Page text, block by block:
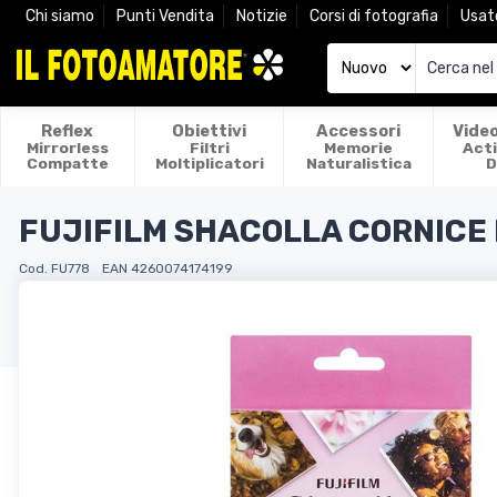
Chi siamo Punti Vendita Notizie Corsi di fotografia
Reflex
Mirrorless
Compatte
Obiettivi
Filtri
Moltiplicatori
Accessori
Memorie
Naturalistica
FUJIFILM SHACOLLA
Cod. FU778 EAN 4260074174199